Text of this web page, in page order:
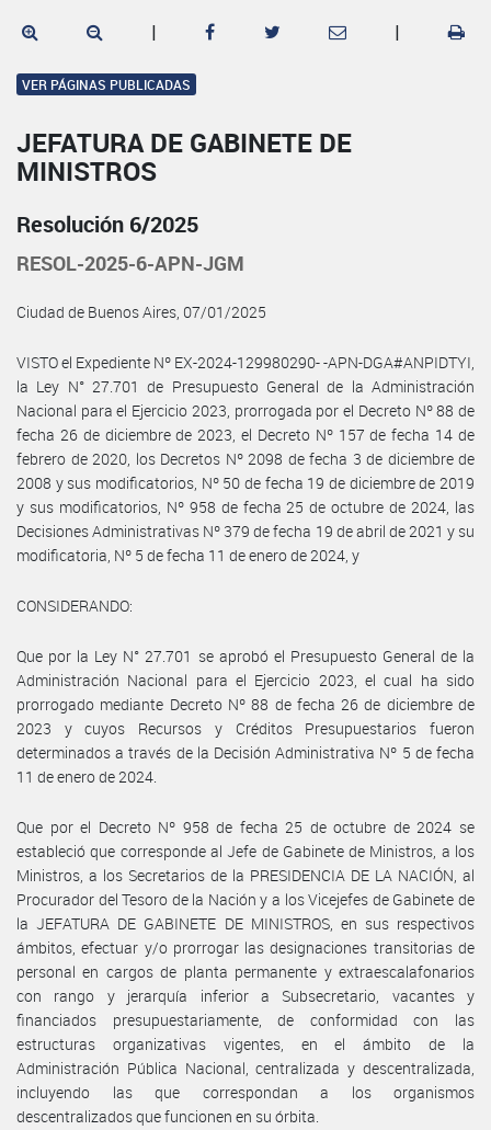
| |
VER PÁGINAS PUBLICADAS
JEFATURA DE GABINETE DE
MINISTROS
Resolución 6/2025
RESOL-2025-6-APN-JGM
Ciudad de Buenos Aires, 07/01/2025
VISTO el Expediente Nº EX-2024-129980290- -APN-DGA#ANPIDTYI,
la Ley N° 27.701 de Presupuesto General de la Administración
Nacional para el Ejercicio 2023, prorrogada por el Decreto Nº 88 de
fecha 26 de diciembre de 2023, el Decreto Nº 157 de fecha 14 de
febrero de 2020, los Decretos Nº 2098 de fecha 3 de diciembre de
2008 y sus modificatorios, Nº 50 de fecha 19 de diciembre de 2019
y sus modificatorios, Nº 958 de fecha 25 de octubre de 2024, las
Decisiones Administrativas Nº 379 de fecha 19 de abril de 2021 y su
modificatoria, Nº 5 de fecha 11 de enero de 2024, y
CONSIDERANDO:
Que por la Ley N° 27.701 se aprobó el Presupuesto General de la
Administración Nacional para el Ejercicio 2023, el cual ha sido
prorrogado mediante Decreto Nº 88 de fecha 26 de diciembre de
2023 y cuyos Recursos y Créditos Presupuestarios fueron
determinados a través de la Decisión Administrativa Nº 5 de fecha
11 de enero de 2024.
Que por el Decreto Nº 958 de fecha 25 de octubre de 2024 se
estableció que corresponde al Jefe de Gabinete de Ministros, a los
Ministros, a los Secretarios de la PRESIDENCIA DE LA NACIÓN, al
Procurador del Tesoro de la Nación y a los Vicejefes de Gabinete de
la JEFATURA DE GABINETE DE MINISTROS, en sus respectivos
ámbitos, efectuar y/o prorrogar las designaciones transitorias de
personal en cargos de planta permanente y extraescalafonarios
con rango y jerarquía inferior a Subsecretario, vacantes y
financiados presupuestariamente, de conformidad con las
estructuras organizativas vigentes, en el ámbito de la
Administración Pública Nacional, centralizada y descentralizada,
incluyendo las que correspondan a los organismos
descentralizados que funcionen en su órbita.